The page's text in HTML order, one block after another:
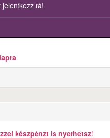
jelentkezz rá!
készpénzt is nyerhetsz!